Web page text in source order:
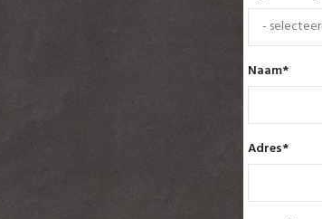
Naam*
Adres*